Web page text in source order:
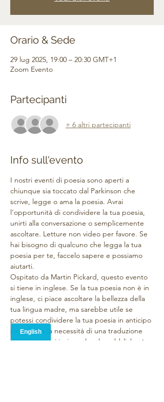
Orario & Sede
29 lug 2025, 19:00 – 20:30 GMT+1
Zoom Evento
Partecipanti
+ 6 altri partecipanti
Info sull'evento
I nostri eventi di poesia sono aperti a
chiunque sia toccato dal Parkinson che
scrive, legge o ama la poesia. Avrai
l'opportunità di condividere la tua poesia,
unirti alla conversazione o semplicemente
ascoltare. Letture non video per favore. Se
hai bisogno di qualcuno che legga la tua
poesia per te, faccelo sapere e possiamo
aiutarti.
Ospitato da Martin Pickard, questo evento
si tiene in inglese. Se la tua poesia non è in
inglese, ci piace ascoltare la bellezza della
tua lingua madre, ma sarebbe utile se
potessi condividere la tua poesia in anticipo
per evitare la necessità di una traduzione
dal vivo o puoi inviarmela e la pubblicherò